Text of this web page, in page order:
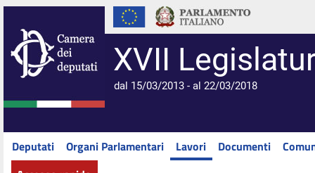
XVII
dal 15/03/2013 - al 22/03/2018
Deputati Organi Parlamentari Lavori Documenti